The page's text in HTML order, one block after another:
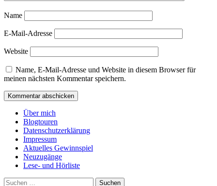
Name
E-Mail-Adresse
Website
Name, E-Mail-Adresse und Website in diesem Browser für
meinen nächsten Kommentar speichern.
Über mich
Blogtouren
Datenschutzerklärung
Impressum
Aktuelles Gewinnspiel
Neuzugänge
Lese- und Hörliste
Suchen